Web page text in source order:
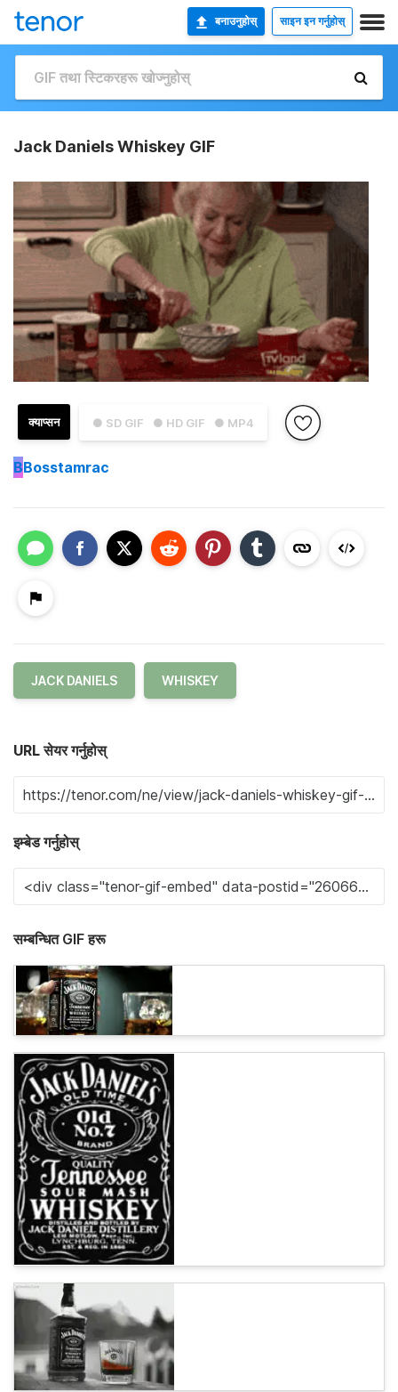
बनाउनुहोस् साइन इन गर्नुहोस्
Jack Daniels Whiskey GIF
● SD GIF ● HD GIF ● MP4
क्याप्सन
BBosstamrac
JACK DANIELS WHISKEY
URL सेयर गर्नुहोस्
इम्बेड गर्नुहोस्
सम्बन्धित GIF हरू